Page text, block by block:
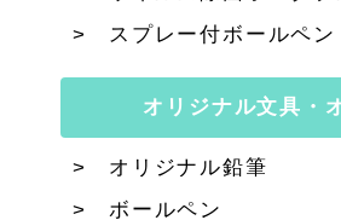
スプレー付ボールペン
オリジナル文具・
オリジナル鉛筆
ボールペン